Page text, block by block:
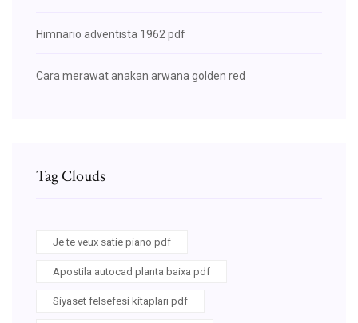
Himnario adventista 1962 pdf
Cara merawat anakan arwana golden red
Tag Clouds
Je te veux satie piano pdf
Apostila autocad planta baixa pdf
Siyaset felsefesi kitapları pdf